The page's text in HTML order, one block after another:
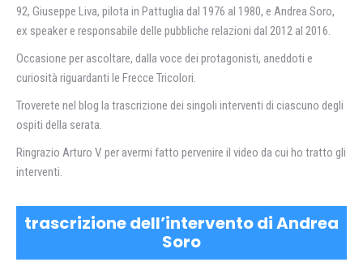
92, Giuseppe Liva, pilota in Pattuglia dal 1976 al 1980, e Andrea Soro,
ex speaker e responsabile delle pubbliche relazioni dal 2012 al 2016.
Occasione per ascoltare, dalla voce dei protagonisti, aneddoti e
curiosità riguardanti le Frecce Tricolori.
Troverete nel blog la trascrizione dei singoli interventi di ciascuno degli
ospiti della serata.
Ringrazio Arturo V. per avermi fatto pervenire il video da cui ho tratto gli
interventi.
trascrizione dell’intervento di Andrea
Soro